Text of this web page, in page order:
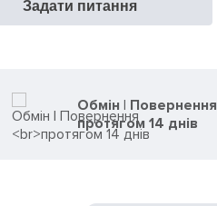
Задати питання
Обмін | Повернення
протягом 14 днів